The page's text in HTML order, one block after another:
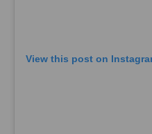
View this post on